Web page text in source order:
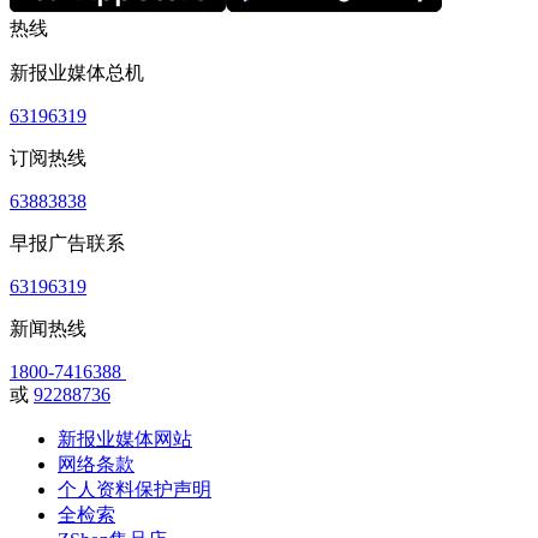
热线
新报业媒体总机
63196319
订阅热线
63883838
早报广告联系
63196319
新闻热线
1800-7416388
或 92288736
新报业媒体网站
网络条款
个人资料保护声明
全检索